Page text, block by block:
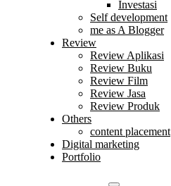
Investasi
Self development
me as A Blogger
Review
Review Aplikasi
Review Buku
Review Film
Review Jasa
Review Produk
Others
content placement
Digital marketing
Portfolio